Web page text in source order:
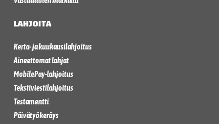
LAHJOITA
Kerta- ja kuukausilahjoitus
Aineettomat lahjat
MobilePay-lahjoitus
Tekstiviestilahjoitus
Testamentti
Päivätyökeräys